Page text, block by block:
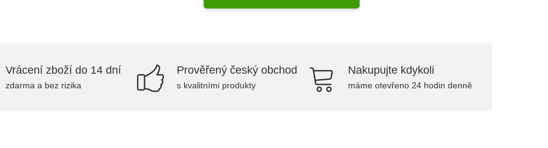
Vrácení zboží do 14 dní
zdarma a bez rizika
Prověřený český obchod
s kvalitními produkty
Nakupujte kdykoli
máme otevřeno 24 hodin denně